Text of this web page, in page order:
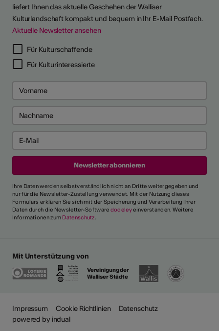
liefert Ihnen das aktuelle Geschehen der Walliser
Kulturlandschaft kompakt und bequem in Ihr E-Mail Postfach.
Aktuelle Newsletter ansehen
Für Kulturschaffende
Für Kulturinteressierte
Ihre Daten werden selbstverständlich nicht an Dritte weitergegeben und
nur für die Newsletter-Zustellung verwendet. Mit der Nutzung dieses
Formulars erklären Sie sich mit der Speicherung und Verarbeitung Ihrer
Daten durch die Newsletter-Software dodeleyeinverstanden. Weitere
Informationen zum Datenschutz.
Mit Unterstützung von
Vereinigung der
Walliser Städte
Impressum Cookie Richtlinien
Datenschutz
powered by indual